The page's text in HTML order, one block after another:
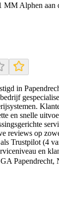
MM Alphen aan
in
en snelle
reviews op
Trustpilot (4
en
Papendrecht,